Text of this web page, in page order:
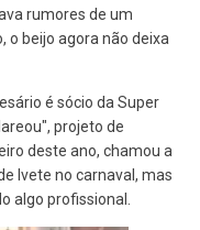
rumores de um
beijo agora não deixa
é sócio da Super
projeto de
deste ano, chamou a
Ivete no carnaval, mas
algo profissional.